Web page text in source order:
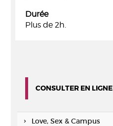
Durée
Plus de 2h.
CONSULTER EN LIGNE
Love, Sex & Campus